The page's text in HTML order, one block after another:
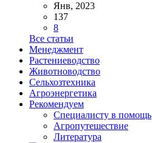
Янв, 2023
137
8
Все статьи
Менеджмент
Растениеводство
Животноводство
Сельхозтехника
Агроэнергетика
Рекомендуем
Специалисту в помощь
Агропутешествие
Литература